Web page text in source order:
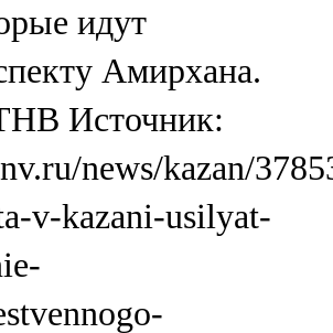
идут
Амирхана.
Источник:
news/kazan/
v-kazani-usilyat-